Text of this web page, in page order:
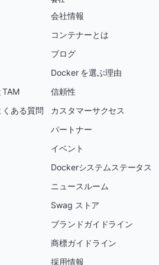
TAM
ある質問
会社情報
コンテナーとは
ブログ
Docker を選ぶ理由
信頼性
カスタマーサクセス
パートナー
イベント
Dockerシステムステータス
ニュースルーム
Swag ストア
ブランドガイドライン
商標ガイドライン
採用情報